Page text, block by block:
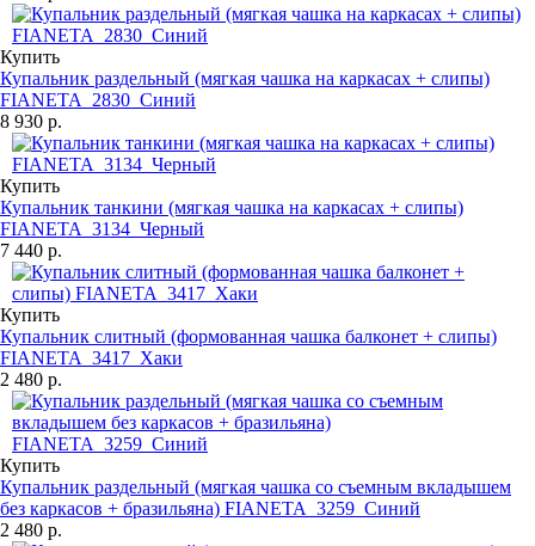
Купить
Купальник раздельный (мягкая чашка на каркасах + слипы)
FIANETA_2830_Синий
8 930 р.
Купить
Купальник танкини (мягкая чашка на каркасах + слипы)
FIANETA_3134_Черный
7 440 р.
Купить
Купальник слитный (формованная чашка балконет + слипы)
FIANETA_3417_Хаки
2 480 р.
Купить
Купальник раздельный (мягкая чашка со съемным вкладышем
без каркасов + бразильяна) FIANETA_3259_Синий
2 480 р.